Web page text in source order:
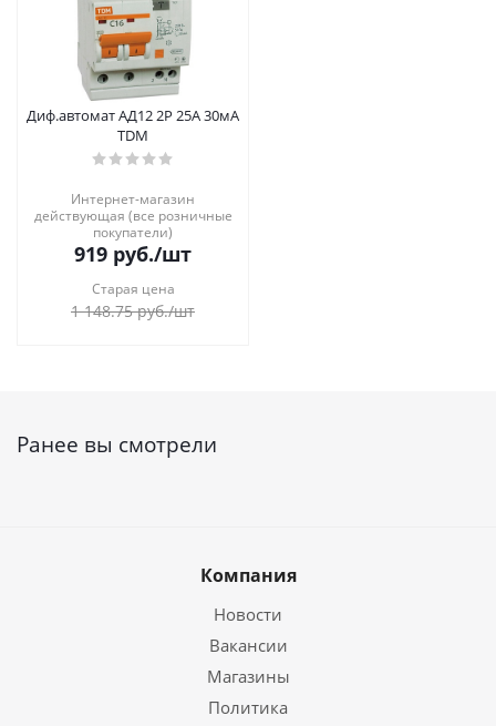
Диф.автомат АД12 2Р 25А 30мА
TDM
Интернет-магазин
действующая (все розничные
покупатели)
919 руб./шт
Старая цена
1 148.75руб./шт
Ранее вы смотрели
Компания
Новости
Вакансии
Магазины
Политика